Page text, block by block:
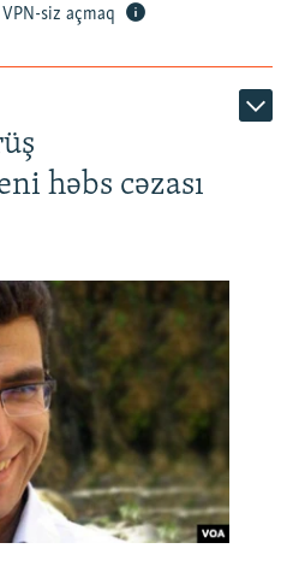
VPN-siz açmaq
həbs cəzası